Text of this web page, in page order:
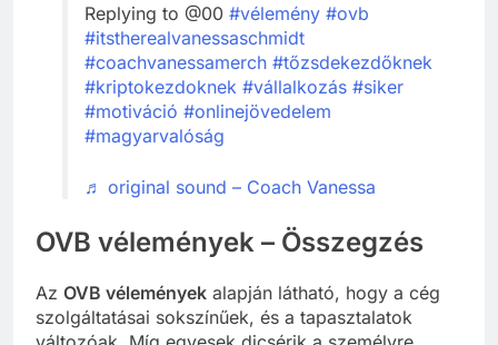
Replying to @00 #vélemény #ovb
#itstherealvanessaschmidt
#coachvanessamerch #tőzsdekezdőknek
#kriptokezdoknek #vállalkozás #siker
#motiváció #onlinejövedelem
#magyarvalóság
♬ original sound – Coach Vanessa
OVB vélemények – Összegzés
Az OVB vélemények alapján látható, hogy a cég
szolgáltatásai sokszínűek, és a tapasztalatok